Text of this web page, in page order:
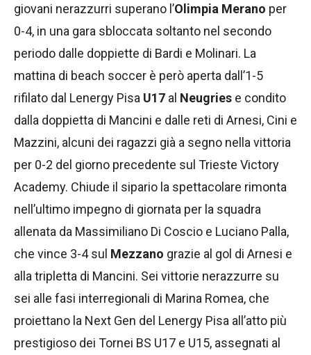
giovani nerazzurri superano l’Olimpia Merano per
0-4, in una gara sbloccata soltanto nel secondo
periodo dalle doppiette di Bardi e Molinari. La
mattina di beach soccer è però aperta dall’1-5
rifilato dal Lenergy Pisa U17 al Neugries e condito
dalla doppietta di Mancini e dalle reti di Arnesi, Cini e
Mazzini, alcuni dei ragazzi già a segno nella vittoria
per 0-2 del giorno precedente sul Trieste Victory
Academy. Chiude il sipario la spettacolare rimonta
nell’ultimo impegno di giornata per la squadra
allenata da Massimiliano Di Coscio e Luciano Palla,
che vince 3-4 sul Mezzano grazie al gol di Arnesi e
alla tripletta di Mancini. Sei vittorie nerazzurre su
sei alle fasi interregionali di Marina Romea, che
proiettano la Next Gen del Lenergy Pisa all’atto più
prestigioso dei Tornei BS U17 e U15, assegnati al